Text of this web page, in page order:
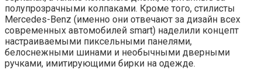
полупрозрачными колпаками. Кроме того, стилисты
Mercedes-Benz (именно они отвечают за дизайн всех
современных автомобилей smart) наделили концепт
настраиваемыми пиксельными панелями,
белоснежными шинами и необычными дверными
ручками, имитирующими бирки на одежде.